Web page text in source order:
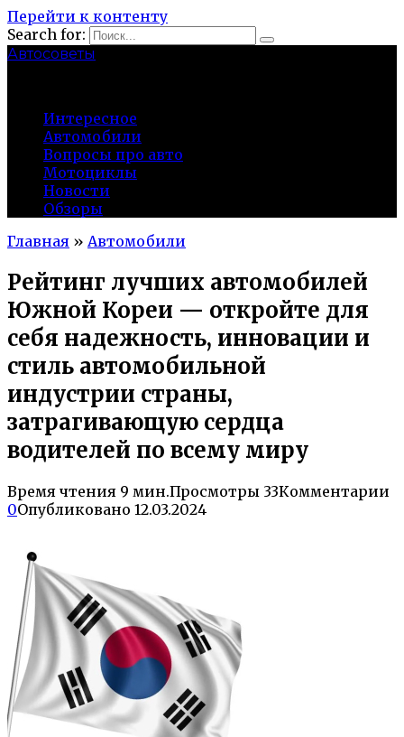
Перейти к контенту
Search for:
Автосоветы
Интересное
Автомобили
Вопросы про авто
Мотоциклы
Новости
Обзоры
Главная » Автомобили
Рейтинг лучших автомобилей
Южной Кореи — откройте для
себя надежность, инновации и
стиль автомобильной
индустрии страны,
затрагивающую сердца
водителей по всему миру
Время чтения 9 мин.Просмотры 33Комментарии
0Опубликовано 12.03.2024